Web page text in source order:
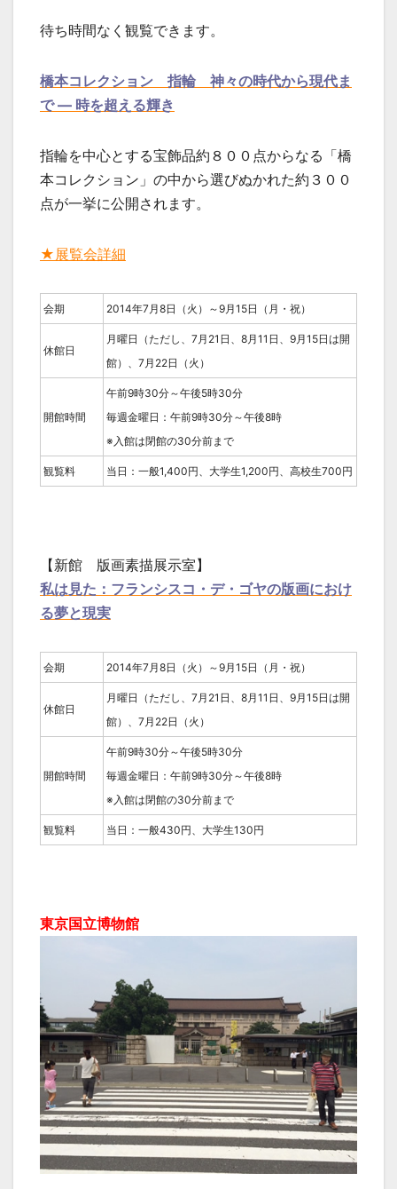
待ち時間なく観覧できます。
橋本コレクション 指輪 神々の時代から現代ま
で ― 時を超える輝き
指輪を中心とする宝飾品約８００点からなる「橋
本コレクション」の中から選びぬかれた約３００
点が一挙に公開されます。
★展覧会詳細
会期 2014年7月8日（火）～9月15日（月・祝）
休館日
月曜日（ただし、7月21日、8月11日、9月15日は開
館）、7月22日（火）
開館時間
午前9時30分～午後5時30分
毎週金曜日：午前9時30分～午後8時
※入館は閉館の30分前まで
観覧料 当日：一般1,400円、大学生1,200円、高校生700円
【新館 版画素描展示室】
私は見た：フランシスコ・デ・ゴヤの版画におけ
る夢と現実
会期 2014年7月8日（火）～9月15日（月・祝）
休館日
月曜日（ただし、7月21日、8月11日、9月15日は開
館）、7月22日（火）
開館時間
午前9時30分～午後5時30分
毎週金曜日：午前9時30分～午後8時
※入館は閉館の30分前まで
観覧料 当日：一般430円、大学生130円
東京国立博物館